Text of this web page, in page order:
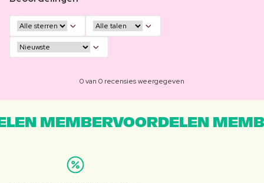
0 van 0 recensies weergegeven
MEMBERVOORDELEN